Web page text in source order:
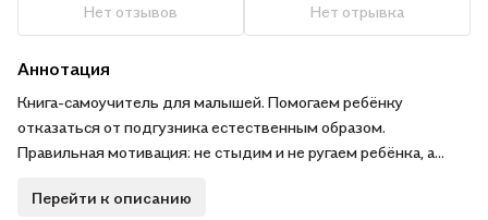
Нет отзывов Нет отрывка
Аннотация
Книга-самоучитель для малышей. Помогаем ребёнку
отказаться от подгузника естественным образом.
Правильная мотивация: не стыдим и не ругаем ребёнка, а
Малыш легко поймёт простое стихотворения с повторяющим
Перейти к описанию